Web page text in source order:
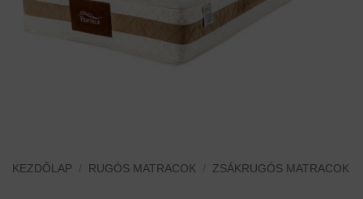
KEZDŐLAP RUGÓS MATRACOK ZSÁKRUGÓS MATRACOK